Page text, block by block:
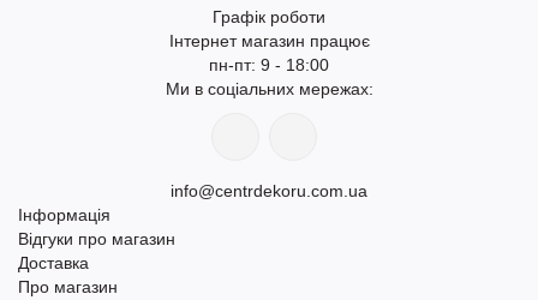
Графік роботи
Інтернет магазин працює
пн-пт: 9 - 18:00
Ми в соціальних мережах:
info@centrdekoru.com.ua
Інформація
Відгуки про магазин
Доставка
Про магазин